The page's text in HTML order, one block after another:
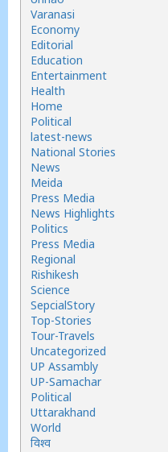
Varanasi
Economy
Editorial
Education
Entertainment
Health
Home
Political
latest-news
National Stories
News
Meida
Press Media
News Highlights
Politics
Press Media
Regional
Rishikesh
Science
SepcialStory
Top-Stories
Tour-Travels
Uncategorized
UP Assambly
UP-Samachar
Political
Uttarakhand
World
विश्व